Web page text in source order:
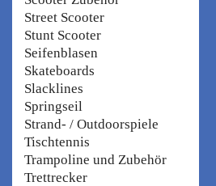
Street Scooter
Stunt Scooter
Seifenblasen
Skateboards
Slacklines
Springseil
Strand- / Outdoorspiele
Tischtennis
Trampoline und Zubehör
Trettrecker